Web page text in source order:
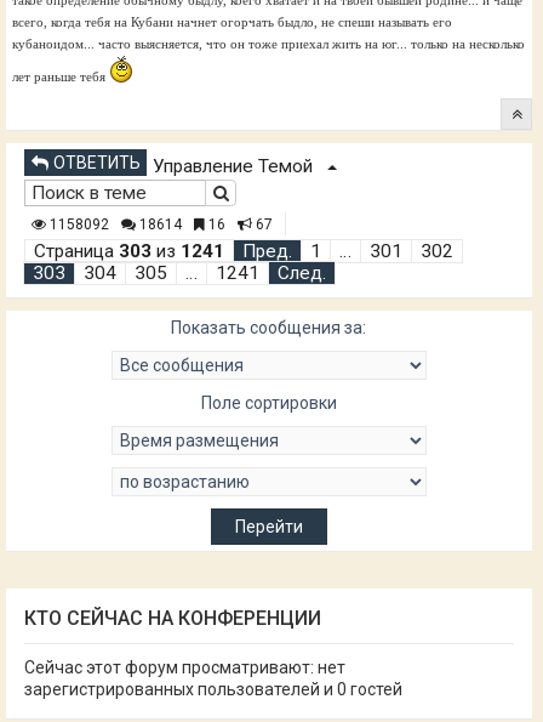
всего, когда тебя на Кубани начнет огорчать быдло, не спеши называть его
кубаноидом... часто выясняется, что он тоже приехал жить на юг... только на несколько
лет раньше тебя
ОТВЕТИТЬ Управление Темой
1158092 18614 16 67
Страница 303 из 1241 Пред. 1 … 301
302
303
304 305 … 1241 След.
Показать сообщения за:
Поле сортировки
КТО СЕЙЧАС НА КОНФЕРЕНЦИИ
Сейчас этот форум просматривают: нет
зарегистрированных пользователей и 0 гостей